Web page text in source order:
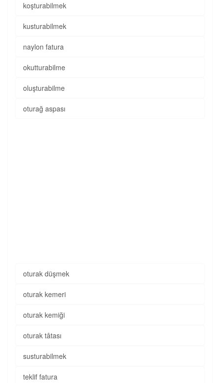
koşturabilmek
kusturabilmek
naylon fatura
okutturabilme
oluşturabilme
oturağ aspası
oturak düşmek
oturak kemeri
oturak kemiği
oturak tâtası
susturabilmek
teklif fatura